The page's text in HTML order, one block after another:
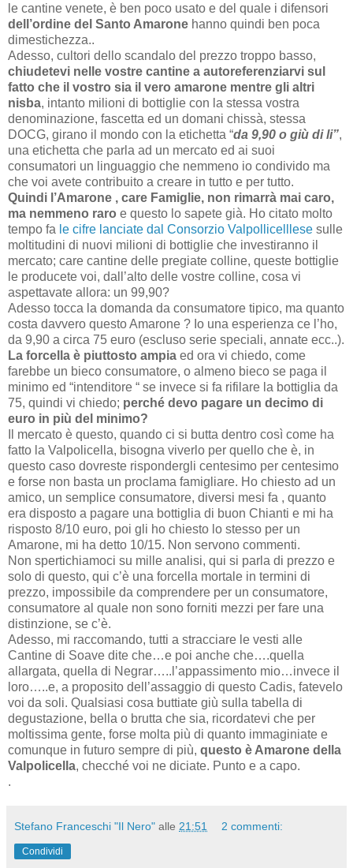
le cantine venete, è ben poco usato e del quale i difensori
dell’ordine del Santo Amarone hanno quindi ben poca
dimestichezza..
Adesso, cultori dello scandalo del prezzo troppo basso,
chiudetevi nelle vostre cantine a autoreferenziarvi sul
fatto che il vostro sia il vero amarone mentre gli altri
nisba, intanto milioni di bottiglie con la stessa vostra
denominazione, fascetta ed un domani chissà, stessa
DOCG, girano il mondo con la etichetta “da 9,90 o giù di li”,
una etichetta che parla ad un mercato ed ai suoi
consumatori un linguaggio che nemmeno io condivido ma
che voi avete contribuito a creare in tutto e per tutto.
Quindi l’Amarone , care Famiglie, non rimarrà mai caro,
ma nemmeno raro e questo lo sapete già. Ho citato molto
tempo fa le cifre lanciate dal Consorzio Valpollicelllese sulle
moltitudini di nuovi milioni di bottiglie che investiranno il
mercato; care cantine delle pregiate colline, queste bottiglie
le producete voi, dall’alto delle vostre colline, cosa vi
aspettavate allora: un 99,90?
Adesso tocca la domanda da consumatore tipico, ma quanto
costa davvero questo Amarone ? Io una esperienza ce l’ho,
da 9,90 a circa 75 euro (escluso serie speciali, annate ecc..).
La forcella è piuttosto ampia ed ora vi chiedo, come
farebbe un bieco consumatore, o almeno bieco se paga il
minimo ed “intenditore “ se invece si fa rifilare la bottiglia da
75, quindi vi chiedo; perché devo pagare un decimo di
euro in più del minimo?
Il mercato è questo, quando ci si butta dentro così come ha
fatto la Valpolicella, bisogna viverlo per quello che è, in
questo caso dovreste rispondergli centesimo per centesimo
e forse non basta un proclama famigliare. Ho chiesto ad un
amico, un semplice consumatore, diversi mesi fa , quanto
era disposto a pagare una bottiglia di buon Chianti e mi ha
risposto 8/10 euro, poi gli ho chiesto lo stesso per un
Amarone, mi ha detto 10/15. Non servono commenti.
Non spertichiamoci su mille analisi, qui si parla di prezzo e
solo di questo, qui c’è una forcella mortale in termini di
prezzo, impossibile da comprendere per un consumatore,
consumatore al quale non sono forniti mezzi per fare una
distinzione, se c’è.
Adesso, mi raccomando, tutti a stracciare le vesti alle
Cantine di Soave dite che…e poi anche che….quella
allargata, quella di Negrar…..l’appassimento mio…invece il
loro…..e, a proposito dell’assaggio di questo Cadis, fatevelo
voi da soli. Qualsiasi cosa buttiate giù sulla tabella di
degustazione, bella o brutta che sia, ricordatevi che per
moltissima gente, forse molta più di quanto immaginiate e
comunque in futuro sempre di più, questo è Amarone della
Valpolicella, checché voi ne diciate. Punto e a capo.
.
Stefano Franceschi "Il Nero" alle 21:51 2 commenti:
Condividi